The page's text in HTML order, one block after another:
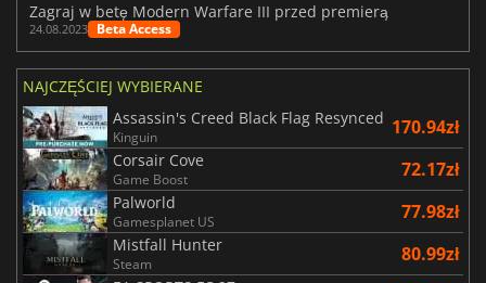
Zagraj w betę Modern Warfare III przed premierą
24.08.2023 Beta Access
NAJCZĘŚCIEJ WYBIERANE
Assassin's Creed Black Flag Resynced
Kinguin 170.94zł
Corsair Cove
Game Boost 72.17zł
Palworld
Gamesplanet US 77.98zł
Mistfall Hunter
Steam 80.99zł